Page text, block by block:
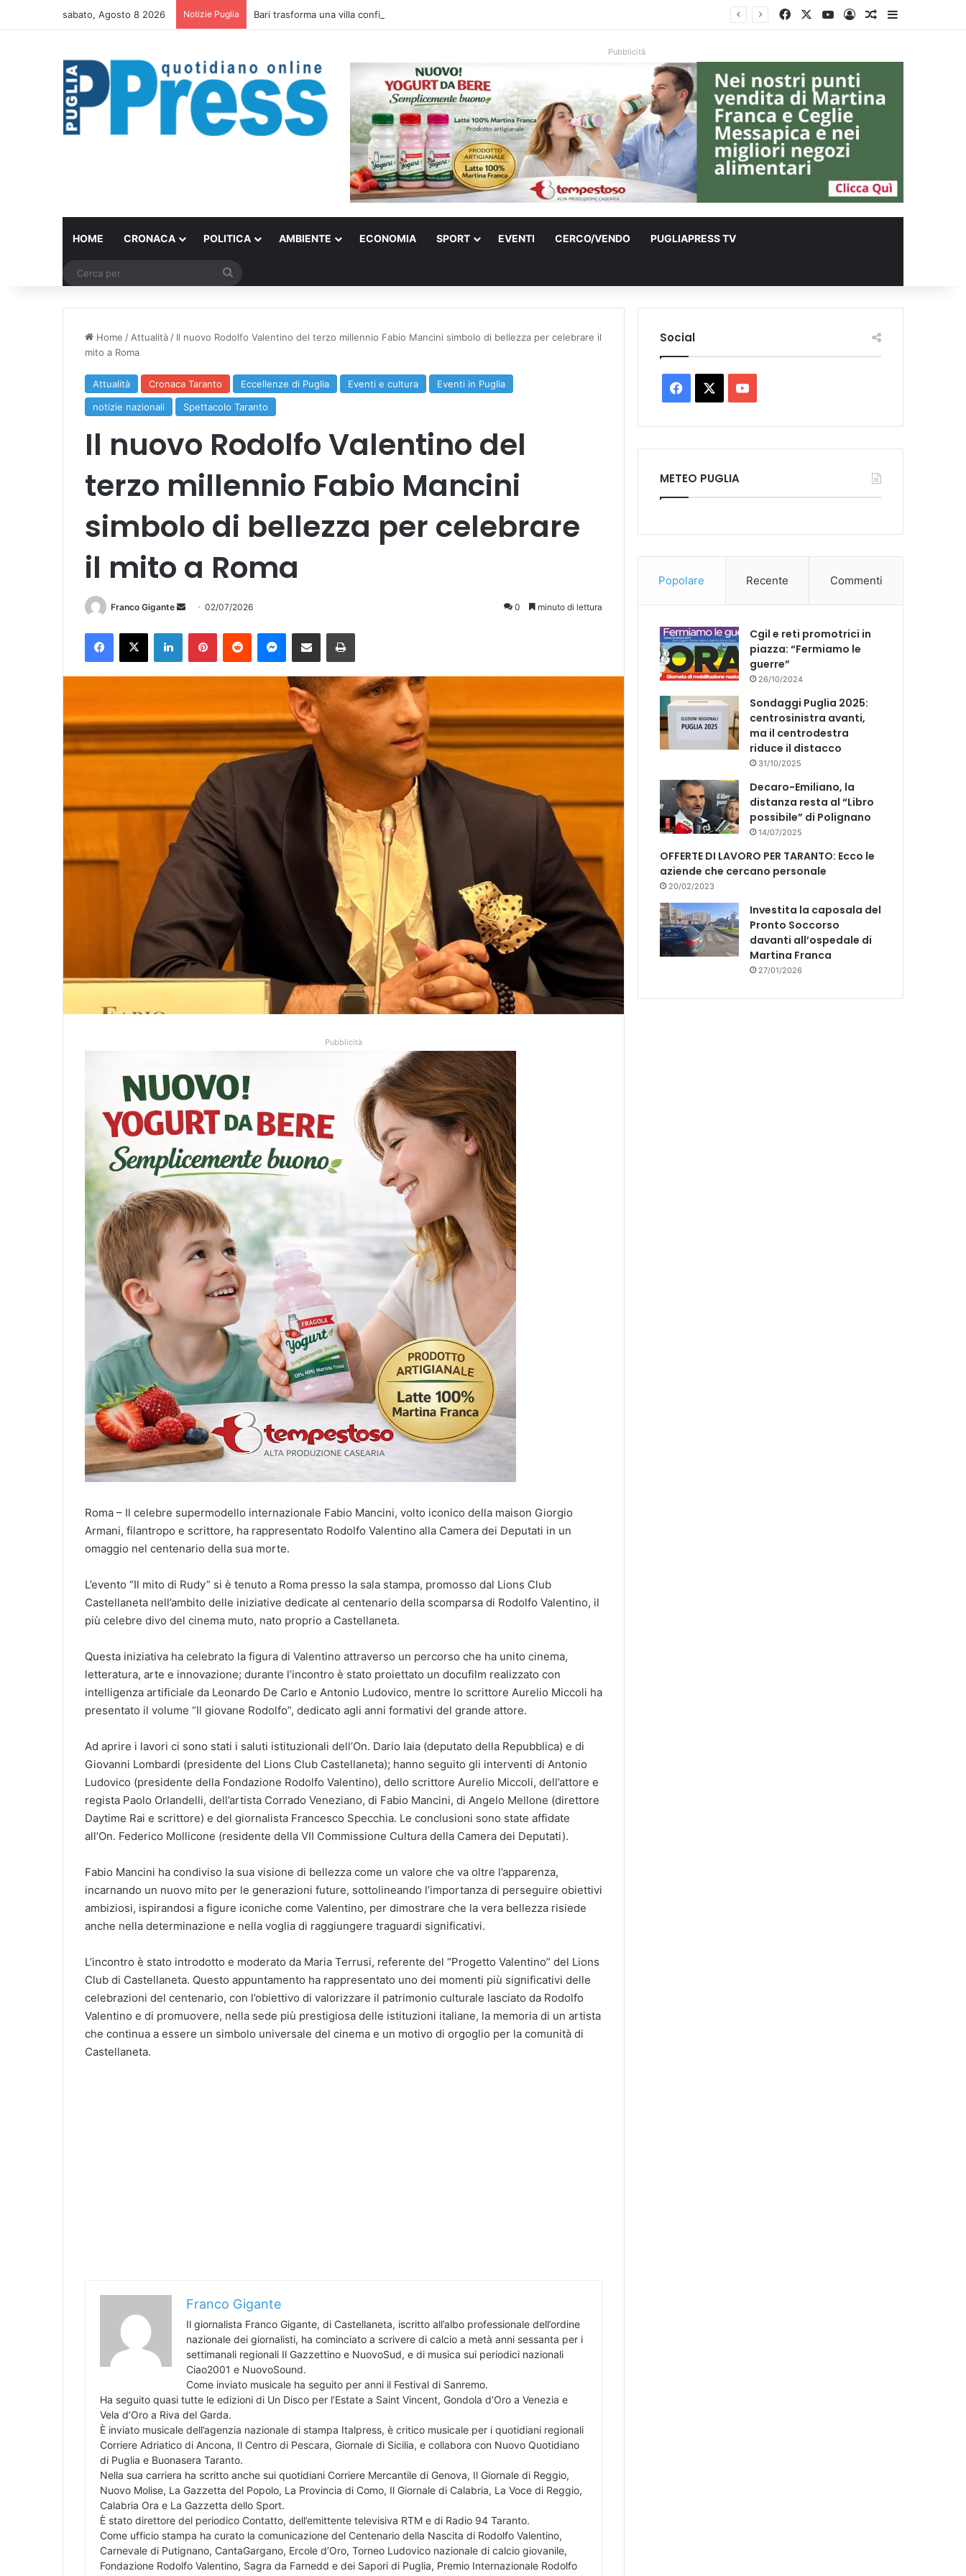
sabato, Agosto 8 2026 Notizie Puglia Bari trasforma una villa confiscata alla mafia in un micro nido: nasce anche il cimitero per animali FacebookYou Tube
AccediUn articolo a
Barra
Pubblicità
HOME CRONACA POLITICA AMBIENTE ECONOMIA SPORT EVENTI CERCO/VENDO PUGLIAPRESS TV
Home /Attualità/ Il nuovo Rodolfo Valentino del terzo millennio Fabio Mancini simbolo di bellezza per celebrare il
mito a Roma
Attualità Cronaca Taranto Eccellenze di Puglia Eventi e cultura
Eventi in Puglia
notizie nazionali
Spettacolo Taranto
Il nuovo Rodolfo Valentino del
terzo millennio Fabio Mancini
simbolo di bellezza per celebrare
il mito a Roma
Franco Gigante
Invia 02/07/2026 0 minuto di lettura
Facebook
X LinkedInPinterestReddit Messenger
Condividi via mail Stampa
Pubblicità
Roma – Il celebre supermodello internazionale Fabio Mancini, volto iconico della maison Giorgio
Armani, filantropo e scrittore, ha rappresentato Rodolfo Valentino alla Camera dei Deputati in un
omaggio nel centenario della sua morte.
L’evento “Il mito di Rudy” si è tenuto a Roma presso la sala stampa, promosso dal Lions Club
Castellaneta nell’ambito delle iniziative dedicate al centenario della scomparsa di Rodolfo Valentino, il
più celebre divo del cinema muto, nato proprio a Castellaneta.
Questa iniziativa ha celebrato la figura di Valentino attraverso un percorso che ha unito cinema,
letteratura, arte e innovazione; durante l’incontro è stato proiettato un docufilm realizzato con
intelligenza artificiale da Leonardo De Carlo e Antonio Ludovico, mentre lo scrittore Aurelio Miccoli ha
presentato il volume “Il giovane Rodolfo”, dedicato agli anni formativi del grande attore.
Ad aprire i lavori ci sono stati i saluti istituzionali dell’On. Dario Iaia (deputato della Repubblica) e di
Giovanni Lombardi (presidente del Lions Club Castellaneta); hanno seguito gli interventi di Antonio
Ludovico (presidente della Fondazione Rodolfo Valentino), dello scrittore Aurelio Miccoli, dell’attore e
regista Paolo Orlandelli, dell’artista Corrado Veneziano, di Fabio Mancini, di Angelo Mellone (direttore
Daytime Rai e scrittore) e del giornalista Francesco Specchia. Le conclusioni sono state affidate
all’On. Federico Mollicone (residente della VII Commissione Cultura della Camera dei Deputati).
Fabio Mancini ha condiviso la sua visione di bellezza come un valore che va oltre l’apparenza,
incarnando un nuovo mito per le generazioni future, sottolineando l’importanza di perseguire obiettivi
ambiziosi, ispirandosi a figure iconiche come Valentino, per dimostrare che la vera bellezza risiede
anche nella determinazione e nella voglia di raggiungere traguardi significativi.
L’incontro è stato introdotto e moderato da Maria Terrusi, referente del “Progetto Valentino” del Lions
Club di Castellaneta. Questo appuntamento ha rappresentato uno dei momenti più significativi delle
celebrazioni del centenario, con l’obiettivo di valorizzare il patrimonio culturale lasciato da Rodolfo
Valentino e di promuovere, nella sede più prestigiosa delle istituzioni italiane, la memoria di un artista
che continua a essere un simbolo universale del cinema e un motivo di orgoglio per la comunità di
Castellaneta.
Franco Gigante
Il giornalista Franco Gigante, di Castellaneta, iscritto all’albo professionale dell’ordine
nazionale dei giornalisti, ha cominciato a scrivere di calcio a metà anni sessanta per i
settimanali regionali Il Gazzettino e NuovoSud, e di musica sui periodici nazionali
Ciao2001 e NuovoSound.
Come inviato musicale ha seguito per anni il Festival di Sanremo.
Ha seguito quasi tutte le edizioni di Un Disco per l’Estate a Saint Vincent, Gondola d’Oro a Venezia e
Vela d’Oro a Riva del Garda.
È inviato musicale dell’agenzia nazionale di stampa Italpress, è critico musicale per i quotidiani regionali
Corriere Adriatico di Ancona, Il Centro di Pescara, Giornale di Sicilia, e collabora con Nuovo Quotidiano
di Puglia e Buonasera Taranto.
Nella sua carriera ha scritto anche sui quotidiani Corriere Mercantile di Genova, Il Giornale di Reggio,
Nuovo Molise, La Gazzetta del Popolo, La Provincia di Como, Il Giornale di Calabria, La Voce di Reggio,
Calabria Ora e La Gazzetta dello Sport.
È stato direttore del periodico Contatto, dell’emittente televisiva RTM e di Radio 94 Taranto.
Come ufficio stampa ha curato la comunicazione del Centenario della Nascita di Rodolfo Valentino,
Carnevale di Putignano, CantaGargano, Ercole d’Oro, Torneo Ludovico nazionale di calcio giovanile,
Fondazione Rodolfo Valentino, Sagra da Farnedd e dei Sapori di Puglia, Premio Internazionale Rodolfo
Social
Facebook You
METEO PUGLIA
Popolare Recente Commenti
Cgil e reti promotrici in
piazza: “Fermiamo le
guerre”
26/10/2024
Sondaggi Puglia 2025:
centrosinistra avanti,
ma il centrodestra
riduce il distacco
31/10/2025
Decaro-Emiliano, la
distanza resta al “Libro
possibile” di Polignano
14/07/2025
OFFERTE DI LAVORO PER TARANTO: Ecco le
aziende che cercano personale
20/02/2023
Investita la caposala del
Pronto Soccorso
davanti all’ospedale di
Martina Franca
27/01/2026